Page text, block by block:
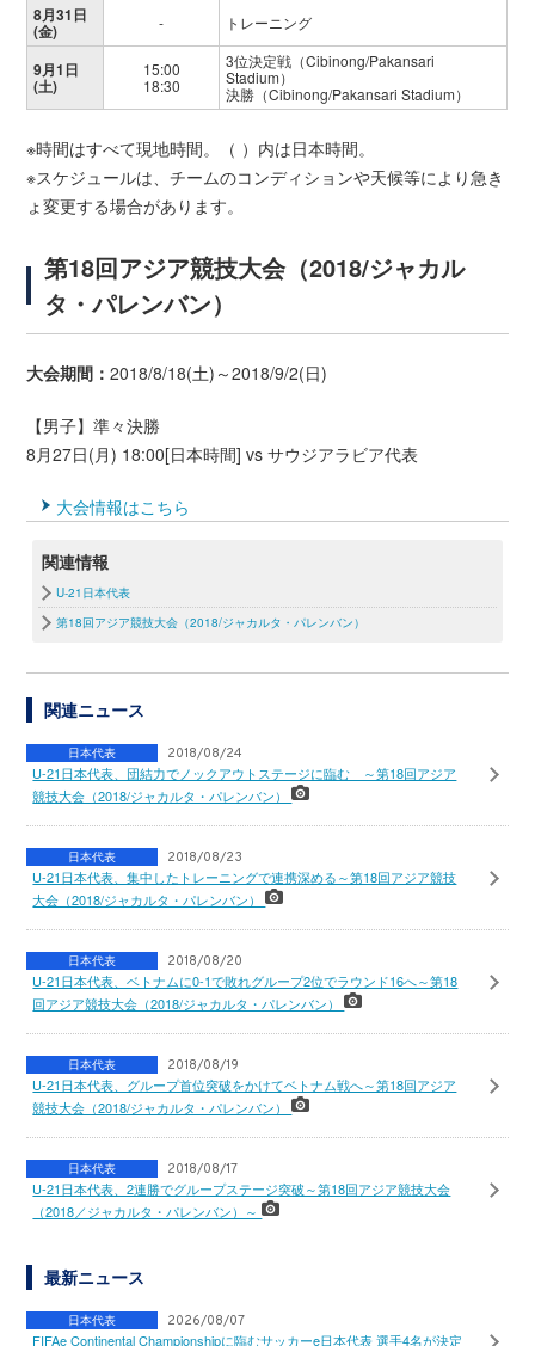
8月31日
(金) - トレーニング
9月1日
(土)
15:00
18:30
3位決定戦（Cibinong/Pakansari
Stadium）
決勝（Cibinong/Pakansari Stadium）
※時間はすべて現地時間。（ ）内は日本時間。
※スケジュールは、チームのコンディションや天候等により急き
ょ変更する場合があります。
第18回アジア競技大会（2018/ジャカル
タ・パレンバン）
大会期間：2018/8/18(土)～2018/9/2(日)
【男子】準々決勝
8月27日(月) 18:00[日本時間] vs サウジアラビア代表
大会情報はこちら
関連情報
U-21日本代表
第18回アジア競技大会（2018/ジャカルタ・パレンバン）
関連ニュース
日本代表 2018/08/24
U-21日本代表、団結力でノックアウトステージに臨む ～第18回アジア
競技大会（2018/ジャカルタ・パレンバン）
日本代表 2018/08/23
U-21日本代表、集中したトレーニングで連携深める～第18回アジア競技
大会（2018/ジャカルタ・パレンバン）
日本代表 2018/08/20
U-21日本代表、ベトナムに0-1で敗れグループ2位でラウンド16へ～第18
回アジア競技大会（2018/ジャカルタ・パレンバン）
日本代表 2018/08/19
U-21日本代表、グループ首位突破をかけてベトナム戦へ～第18回アジア
競技大会（2018/ジャカルタ・パレンバン）
日本代表 2018/08/17
U-21日本代表、2連勝でグループステージ突破～第18回アジア競技大会
（2018／ジャカルタ・パレンバン）～
最新ニュース
日本代表 2026/08/07
FIFAe Continental Championshipに臨むサッカーe日本代表 選手4名が決定